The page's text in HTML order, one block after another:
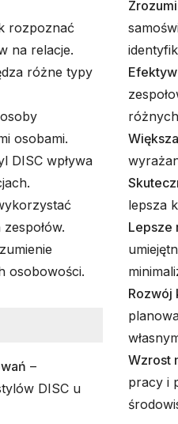
rozpoznać
na relacje.
różne typy
osobami.
DISC wpływa
osobowości.
–
DISC u
lepsza
Lepsze
Rozwój
Wzrost
pracy i